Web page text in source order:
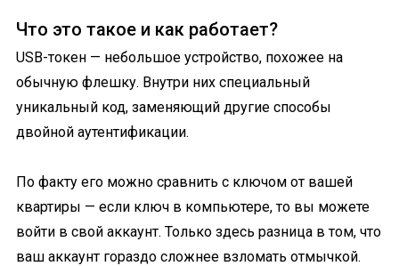
Что это такое и как работает?
USB-токен — небольшое устройство, похожее на
обычную флешку. Внутри них специальный
уникальный код, заменяющий другие способы
двойной аутентификации.
По факту его можно сравнить с ключом от вашей
квартиры — если ключ в компьютере, то вы можете
войти в свой аккаунт. Только здесь разница в том, что
ваш аккаунт гораздо сложнее взломать отмычкой.